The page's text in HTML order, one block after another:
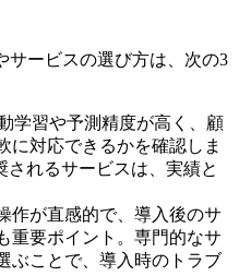
サービスの選び方は、次の3
学習や予測精度が高く、顧
に対応できるかを確認しま
れるサービスは、実績と
作が直感的で、導入後のサ
重要ポイント。専門的なサ
ぶことで、導入時のトラブ